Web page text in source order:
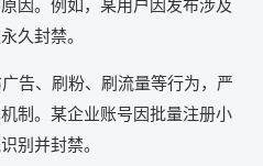
因。例如，某用户因发布涉及
久封禁。
告、刷粉、刷流量等行为，严
制。某企业账号因批量注册小
别并封禁。